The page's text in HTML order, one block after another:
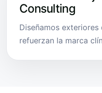
Consulting
Diseñamos
refuerzan la marca